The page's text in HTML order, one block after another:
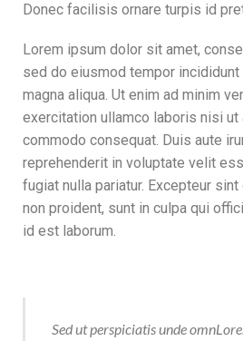
Donec facilisis ornare turpis id
Lorem ipsum dolor sit amet,
sed do eiusmod tempor
magna aliqua. Ut enim ad minim
exercitation ullamco laboris nisi ut
commodo consequat. Duis aute
reprehenderit in voluptate velit
fugiat nulla pariatur. Excepteur
non proident, sunt in culpa qui
id est laborum.
Sed ut perspiciatis unde